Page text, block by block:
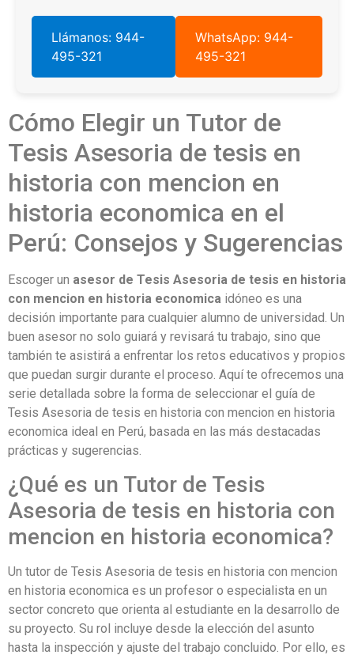
Llámanos: 944-
495-321
WhatsApp: 944-
495-321
Cómo Elegir un Tutor de
Tesis Asesoria de tesis en
historia con mencion en
historia economica en el
Perú: Consejos y Sugerencias
Escoger un asesor de Tesis Asesoria de tesis en historia
con mencion en historia economica idóneo es una
decisión importante para cualquier alumno de universidad. Un
buen asesor no solo guiará y revisará tu trabajo, sino que
también te asistirá a enfrentar los retos educativos y propios
que puedan surgir durante el proceso. Aquí te ofrecemos una
serie detallada sobre la forma de seleccionar el guía de
Tesis Asesoria de tesis en historia con mencion en historia
economica ideal en Perú, basada en las más destacadas
prácticas y sugerencias.
¿Qué es un Tutor de Tesis
Asesoria de tesis en historia con
mencion en historia economica?
Un tutor de Tesis Asesoria de tesis en historia con mencion
en historia economica es un profesor o especialista en un
sector concreto que orienta al estudiante en la desarrollo de
su proyecto. Su rol incluye desde la elección del asunto
hasta la inspección y ajuste del trabajo concluido. Por ello, es